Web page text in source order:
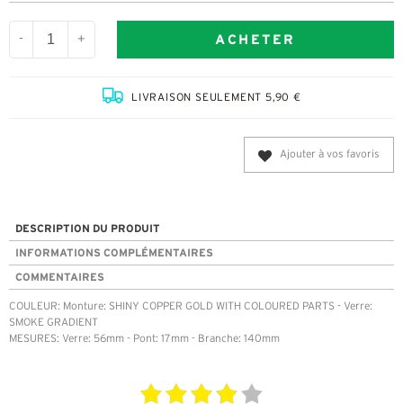
- + ACHETER
LIVRAISON SEULEMENT 5,90 €
Ajouter à vos favoris
DESCRIPTION DU PRODUIT
INFORMATIONS COMPLÉMENTAIRES
COMMENTAIRES
COULEUR: Monture: SHINY COPPER GOLD WITH COLOURED PARTS - Verre:
SMOKE GRADIENT
MESURES: Verre: 56mm - Pont: 17mm - Branche: 140mm